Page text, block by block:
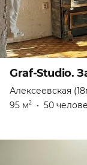
Graf-Studio.
Алексеевская
95 м2 • 50